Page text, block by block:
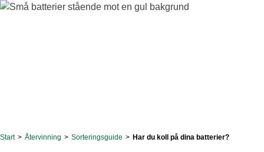
Start > Återvinning > Sorteringsguide > Har du koll på dina batterier?